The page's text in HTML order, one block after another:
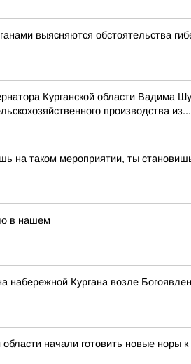
выясняются обстоятельства
Курганской области Вадима
производства из...
на таком мероприятии, ты
в нашем
набережной Кургана возле
области начали готовить новые норы